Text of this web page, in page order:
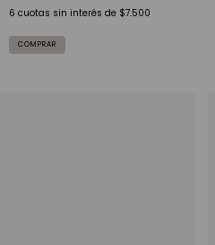
6 cuotas sin interés de $7.500